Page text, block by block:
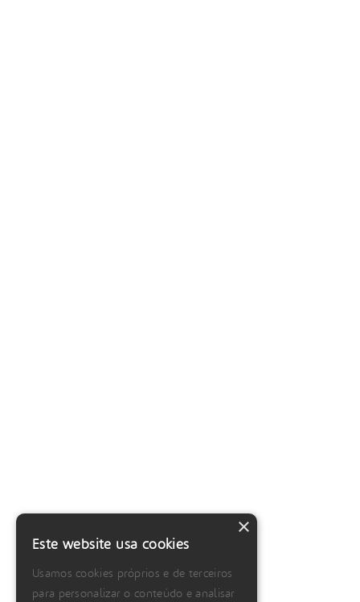
×
Este website usa cookies
Usamos cookies próprios e de terceiros
para personalizar o conteúdo e analisar